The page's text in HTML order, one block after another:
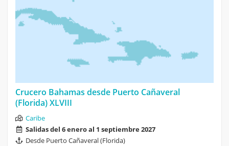
Crucero Bahamas desde Puerto Cañaveral
(Florida) XLVIII
Caribe
Salidas del 6 enero al 1 septiembre 2027
Desde Puerto Cañaveral (Florida)